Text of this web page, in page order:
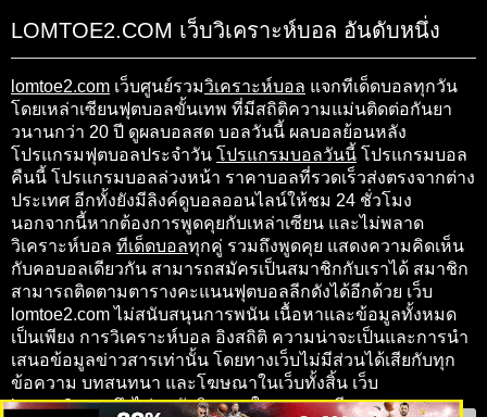
LOMTOE2.COM เว็บวิเคราะห์บอล อันดับหนึ่ง
lomtoe2.com เว็บศูนย์รวมวิเคราะห์บอล แจกทีเด็ดบอลทุกวัน
โดยเหล่าเซียนฟุตบอลขั้นเทพ ที่มีสถิติความแม่นติดต่อกันยา
วนานกว่า 20 ปี ดูผลบอลสด บอลวันนี้ ผลบอลย้อนหลัง
โปรแกรมฟุตบอลประจำวัน โปรแกรมบอลวันนี้ โปรแกรมบอล
คืนนี้ โปรแกรมบอลล่วงหน้า ราคาบอลที่รวดเร็วส่งตรงจากต่าง
ประเทศ อีกทั้งยังมีลิงค์ดูบอลออนไลน์ให้ชม 24 ชั่วโมง
นอกจากนี้หากต้องการพูดคุยกับเหล่าเซียน และไม่พลาด
วิเคราะห์บอล ทีเด็ดบอลทุกคู่ รวมถึงพูดคุย แสดงความคิดเห็น
กับคอบอลเดียวกัน สามารถสมัครเป็นสมาชิกกับเราได้ สมาชิก
สามารถติดตามตารางคะแนนฟุตบอลลีกดังได้อีกด้วย เว็บ
lomtoe2.com ไม่สนับสนุนการพนัน เนื้อหาและข้อมูลทั้งหมด
เป็นเพียง การวิเคราะห์บอล อิงสถิติ ความน่าจะเป็นและการนำ
เสนอข้อมูลข่าวสารเท่านั้น โดยทางเว็บไม่มีส่วนได้เสียกับทุก
ข้อความ บทสนทนา และโฆษณาในเว็บทั้งสิ้น เว็บ
lomtoe2.com จึงไม่ขอรับผิดชอบในทุกๆ กรณี